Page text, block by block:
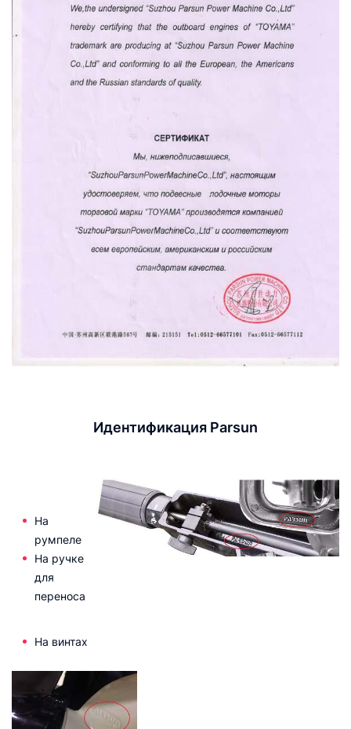
Идентификация Parsun
На
румпеле
На ручке
для
переноса
На винтах